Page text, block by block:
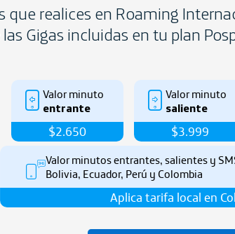
que realices en Roaming
Gigas incluidas en tu plan
Valor minuto
entrante
$2.650
Valor minuto
saliente
$3.999
Valor minutos entrantes, salientes y
Bolivia, Ecuador, Perú y Colombia
Aplica tarifa local en